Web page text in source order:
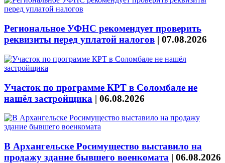
Региональное УФНС рекомендует проверить
реквизиты перед уплатой налогов | 07.08.2026
Участок по программе КРТ в Соломбале не
нашёл застройщика | 06.08.2026
В Архангельске Росимущество выставило на
продажу здание бывшего военкомата | 06.08.2026